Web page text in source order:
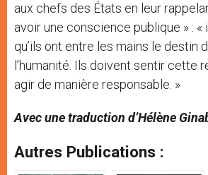
aux chefs des États en leur
avoir une conscience publique » :
qu’ils ont entre les mains le destin
l’humanité. Ils doivent sentir cette
agir de manière responsable. »
Avec une traduction d’Hélène
Autres Publications :